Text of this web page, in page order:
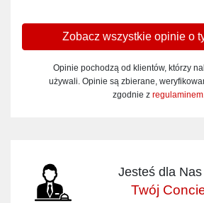
Zobacz wszystkie opinie o
Opinie pochodzą od klientów, którzy
używali. Opinie są zbierane,
zgodnie z regulaminem.
Jesteś dla Nas
Twój